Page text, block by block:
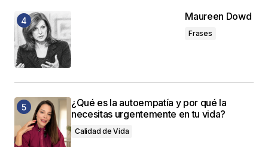
Maureen Dowd
Frases
¿Qué es la autoempatía y por qué la
necesitas urgentemente en tu vida?
Calidad de Vida